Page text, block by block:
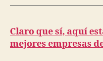
Claro que sí, aquí
mejores empresas